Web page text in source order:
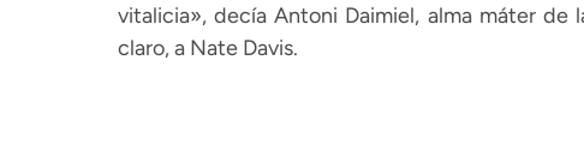
vitalicia», decía Antoni Daimiel, alma máter de
claro, a Nate Davis.